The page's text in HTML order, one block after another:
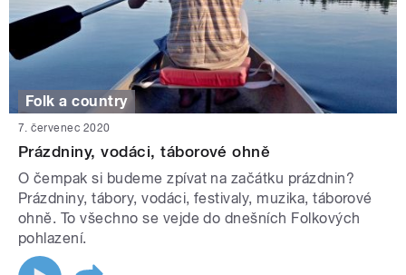
Folk a country
7. červenec 2020
Prázdniny, vodáci, táborové ohně
O čempak si budeme zpívat na začátku prázdnin?
Prázdniny, tábory, vodáci, festivaly, muzika, táborové
ohně. To všechno se vejde do dnešních Folkových
pohlazení.